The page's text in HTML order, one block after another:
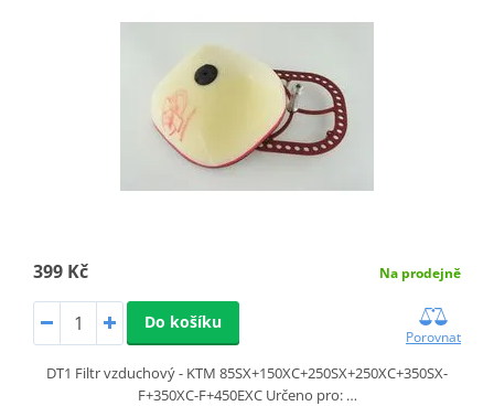
399 Kč Na prodejně
Do košíku
Porovnat
DT1 Filtr vzduchový - KTM 85SX+150XC+250SX+250XC+350SX-
F+350XC-F+450EXC Určeno pro: …